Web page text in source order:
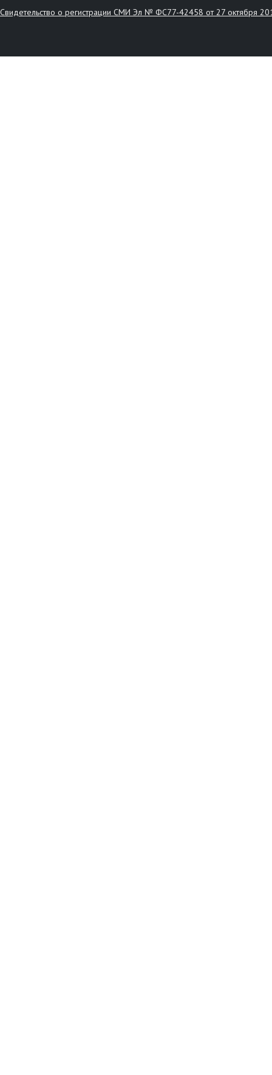
Свидетельство о регистрации СМИ Эл № ФС77-42458 от 27 октября